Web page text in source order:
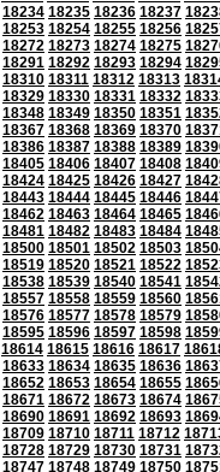
18234 18235 18236 18237
18253 18254 18255 18256
18272 18273 18274 18275
18291 18292 18293 18294
18310 18311 18312 18313
18329 18330 18331 18332
18348 18349 18350 18351
18367 18368 18369 18370
18386 18387 18388 18389
18405 18406 18407 18408
18424 18425 18426 18427
18443 18444 18445 18446
18462 18463 18464 18465
18481 18482 18483 18484
18500 18501 18502 18503
18519 18520 18521 18522
18538 18539 18540 18541
18557 18558 18559 18560
18576 18577 18578 18579
18595 18596 18597 18598
18614 18615 18616 18617
18633 18634 18635 18636
18652 18653 18654 18655
18671 18672 18673 18674
18690 18691 18692 18693
18709 18710 18711 18712
18728 18729 18730 18731
18747 18748 18749 18750